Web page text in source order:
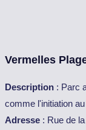
Vermelles
Description : Parc
comme l'initiation
Adresse : Rue de